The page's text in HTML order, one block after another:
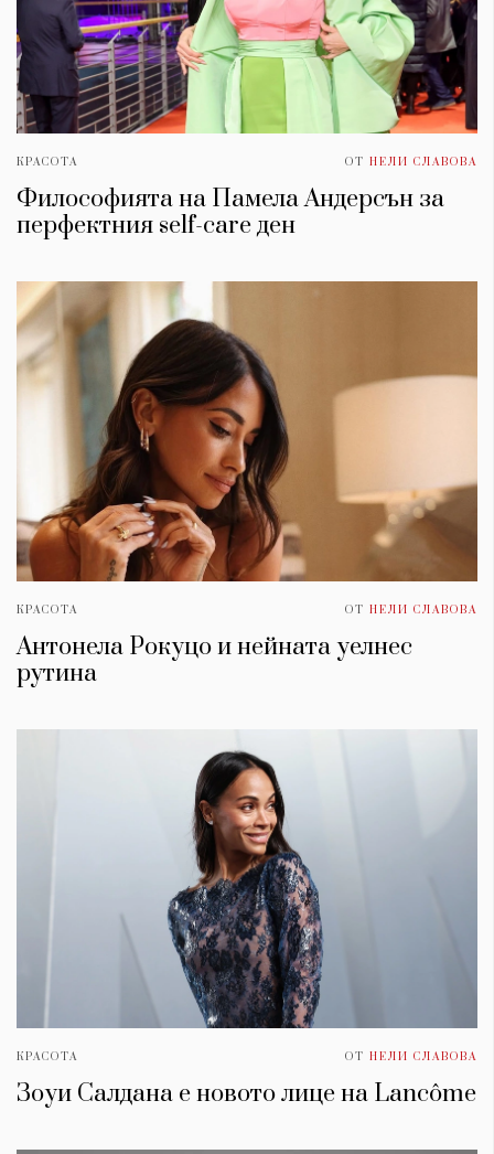
КРАСОТА ОТ НЕЛИ СЛАВОВА
Философията на Памела Андерсън за
перфектния self-care ден
КРАСОТА ОТ НЕЛИ СЛАВОВА
Антонела Рокуцо и нейната уелнес
рутина
КРАСОТА ОТ НЕЛИ СЛАВОВА
Зоуи Салдана е новото лице на Lancôme